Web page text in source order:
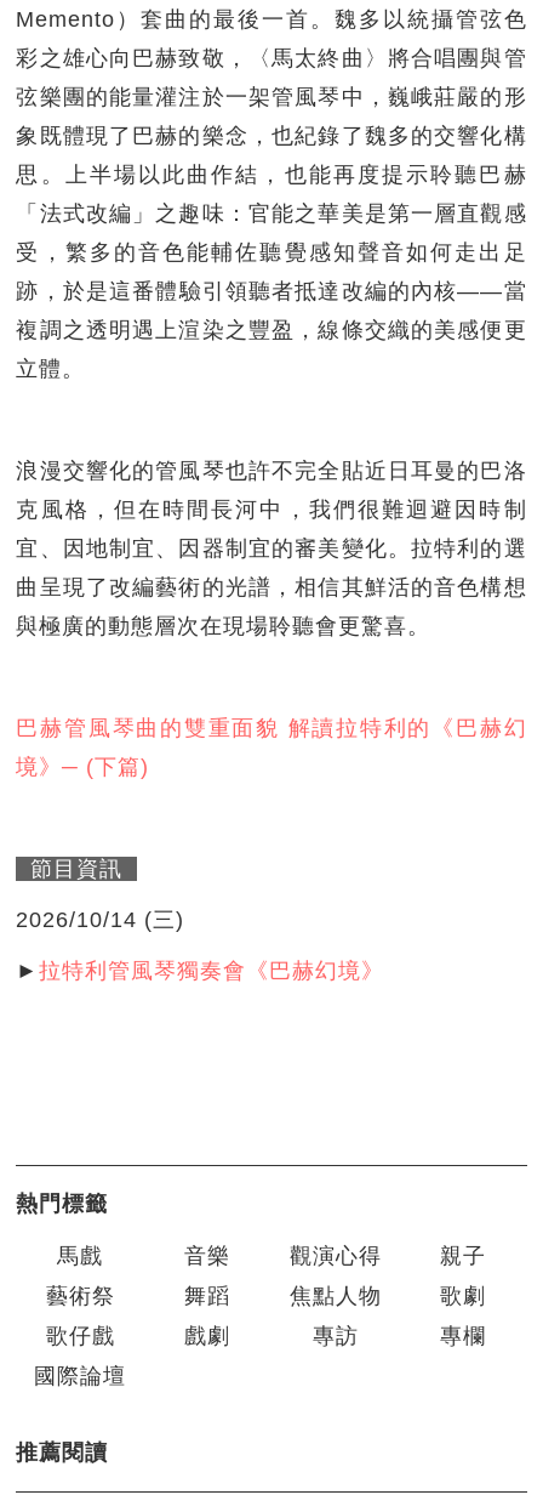
Memento）套曲的最後一首。魏多以統攝管弦色
彩之雄心向巴赫致敬，〈馬太終曲〉將合唱團與管
弦樂團的能量灌注於一架管風琴中，巍峨莊嚴的形
象既體現了巴赫的樂念，也紀錄了魏多的交響化構
思。上半場以此曲作結，也能再度提示聆聽巴赫
「法式改編」之趣味：官能之華美是第一層直觀感
受，繁多的音色能輔佐聽覺感知聲音如何走出足
跡，於是這番體驗引領聽者抵達改編的內核——當
複調之透明遇上渲染之豐盈，線條交織的美感便更
立體。
浪漫交響化的管風琴也許不完全貼近日耳曼的巴洛
克風格，但在時間長河中，我們很難迴避因時制
宜、因地制宜、因器制宜的審美變化。拉特利的選
曲呈現了改編藝術的光譜，相信其鮮活的音色構想
與極廣的動態層次在現場聆聽會更驚喜。
巴赫管風琴曲的雙重面貌 解讀拉特利的《巴赫幻
境》─ (下篇)
節目資訊
2026/10/14 (三)
►拉特利管風琴獨奏會《巴赫幻境》
熱門標籤
馬戲 音樂 觀演心得
親子
藝術祭
舞蹈 焦點人物
歌劇
歌仔戲
戲劇 專訪
專欄
國際論壇
推薦閱讀